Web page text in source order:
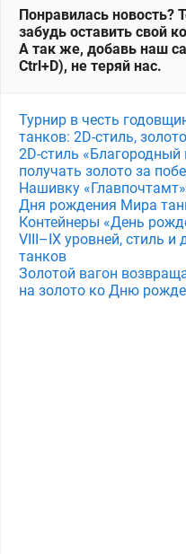
Понравилась новость?
забудь оставить свой
А так же, добавь наш
Ctrl+D), не теряй нас.
Турнир в честь
танков: 2D-стиль,
2D-стиль
получать золото за
Нашивку
Дня рождения Мира
Контейнеры «День
VIII–IX уровней, стиль
танков
Золотой вагон
на золото ко Дню